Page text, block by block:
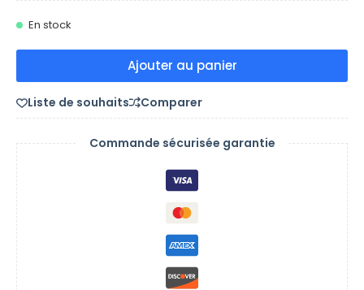
En stock
Ajouter au panier
Liste de souhaits Comparer
Commande sécurisée garantie